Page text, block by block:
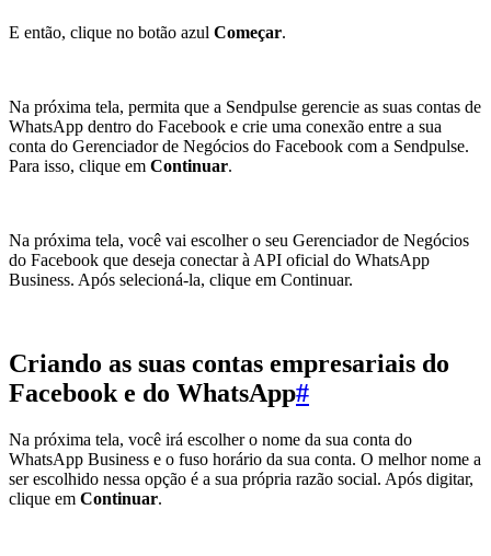
E então, clique no botão azul Começar.
Na próxima tela, permita que a Sendpulse gerencie as suas contas de
WhatsApp dentro do Facebook e crie uma conexão entre a sua
conta do Gerenciador de Negócios do Facebook com a Sendpulse.
Para isso, clique em Continuar.
Na próxima tela, você vai escolher o seu Gerenciador de Negócios
do Facebook que deseja conectar à API oficial do WhatsApp
Business. Após selecioná-la, clique em Continuar.
Criando as suas contas empresariais do
Facebook e do WhatsApp#
Na próxima tela, você irá escolher o nome da sua conta do
WhatsApp Business e o fuso horário da sua conta. O melhor nome a
ser escolhido nessa opção é a sua própria razão social. Após digitar,
clique em Continuar.